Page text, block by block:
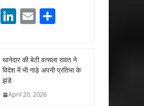
T
er
Li
e
dI
n
E
l e
थानेदार की बेटी वत्सला रावत ने
विदेश में भी गाड़े अपनी प्रतिभा के
झंडे
April 20, 2026